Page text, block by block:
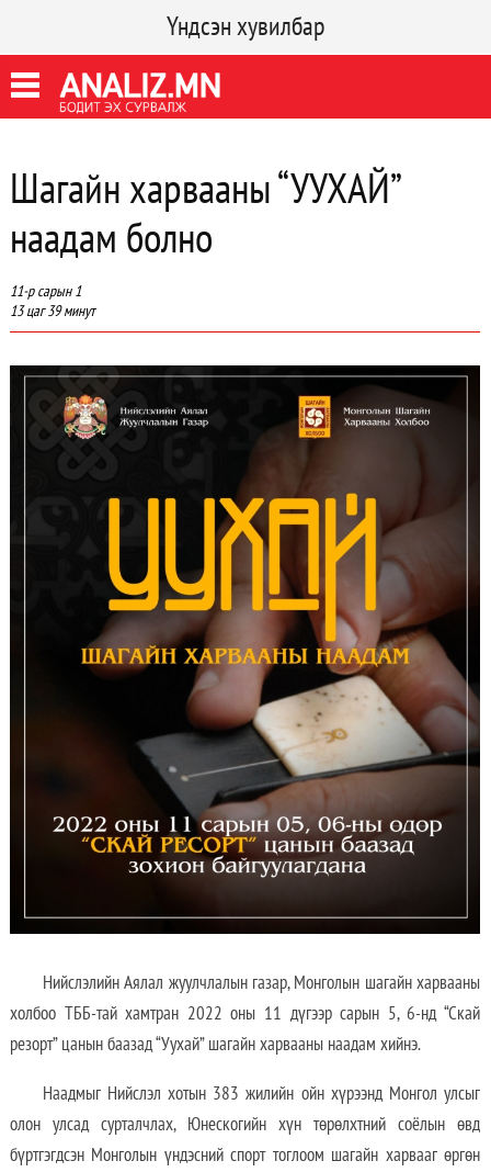
Үндсэн хувилбар
Шагайн харвааны “УУХАЙ”
наадам болно
11-р сарын 1
13 цаг 39 минут
Нийслэлийн Аялал жуулчлалын газар, Монголын шагайн харвааны
холбоо ТББ-тай хамтран 2022 оны 11 дүгээр сарын 5, 6-нд “Скай
резорт” цанын баазад “Уухай” шагайн харвааны наадам хийнэ.
Наадмыг Нийслэл хотын 383 жилийн ойн хүрээнд Монгол улсыг
олон улсад сурталчлах, Юнескогийн хүн төрөлхтний соёлын өвд
бүртгэгдсэн Монголын үндэсний спорт тоглоом шагайн харвааг өргөн